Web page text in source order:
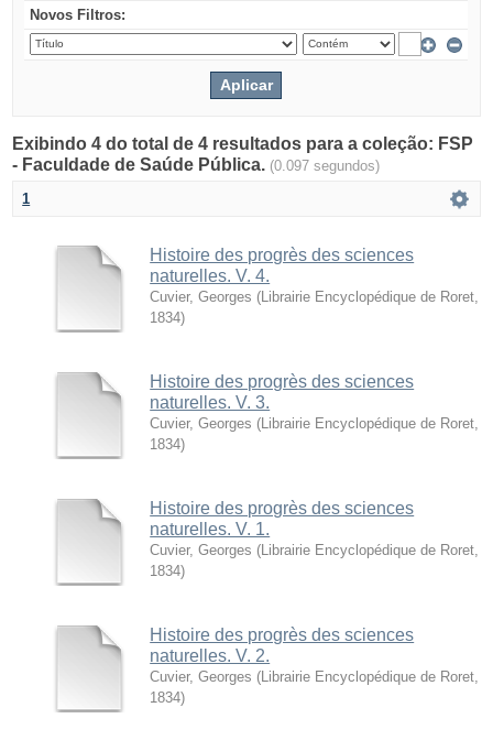
Novos Filtros:
Exibindo 4 do total de 4 resultados para a coleção: FSP
- Faculdade de Saúde Pública. (0.097 segundos)
1
Histoire des progrès des sciences
naturelles. V. 4.
Cuvier, Georges ( Librairie Encyclopédique de Roret
1834)
Histoire des progrès des sciences
naturelles. V. 3.
Cuvier, Georges ( Librairie Encyclopédique de Roret
1834)
Histoire des progrès des sciences
naturelles. V. 1.
Cuvier, Georges ( Librairie Encyclopédique de Roret
1834)
Histoire des progrès des sciences
naturelles. V. 2.
Cuvier, Georges ( Librairie Encyclopédique de Roret
1834)